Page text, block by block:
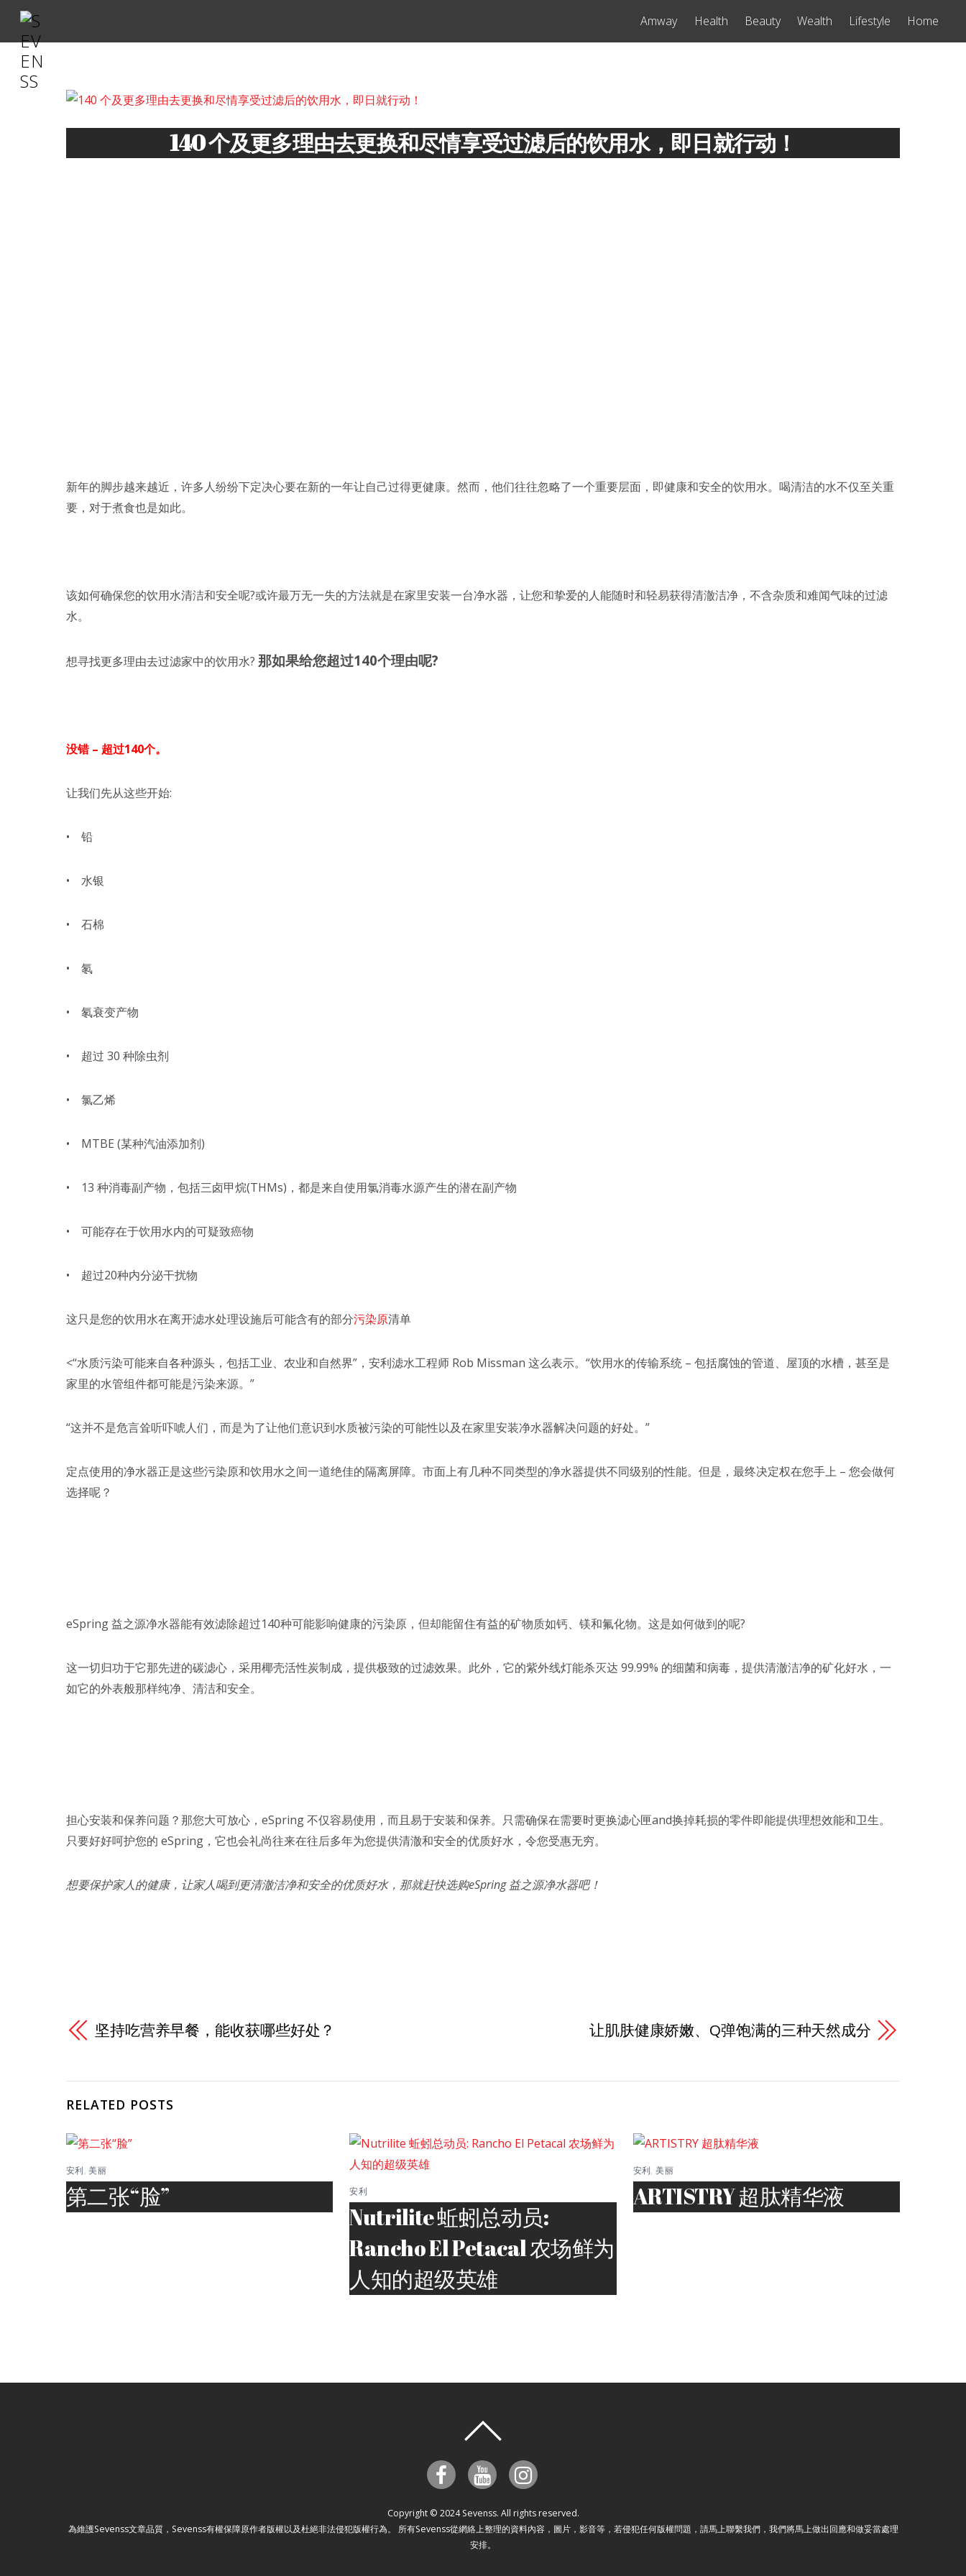
Amway Health Beauty Wealth Lifestyle Home
140 个及更多理由去更换和尽情享受过滤后的饮用水，即日就行动！
新年的脚步越来越近，许多人纷纷下定决心要在新的一年让自己过得更健康。然而，他们往往忽略了一个重要层面，即健康和安全的饮用水。喝清洁的水不仅至关重
要，对于煮食也是如此。
该如何确保您的饮用水清洁和安全呢?或许最万无一失的方法就是在家里安装一台净水器，让您和挚爱的人能随时和轻易获得清澈洁净，不含杂质和难闻气味的过滤
水。
想寻找更多理由去过滤家中的饮用水? 那如果给您超过140个理由呢?
没错 – 超过140个。
让我们先从这些开始:
• 铅
• 水银
• 石棉
• 氡
• 氡衰变产物
• 超过 30 种除虫剂
• 氯乙烯
• MTBE (某种汽油添加剂)
• 13 种消毒副产物，包括三卤甲烷(THMs)，都是来自使用氯消毒水源产生的潜在副产物
• 可能存在于饮用水内的可疑致癌物
• 超过20种内分泌干扰物
这只是您的饮用水在离开滤水处理设施后可能含有的部分污染原清单
<“水质污染可能来自各种源头，包括工业、农业和自然界”，安利滤水工程师 Rob Missman 这么表示。“饮用水的传输系统 – 包括腐蚀的管道、屋顶的水槽，甚至是
家里的水管组件都可能是污染来源。”
“这并不是危言耸听吓唬人们，而是为了让他们意识到水质被污染的可能性以及在家里安装净水器解决问题的好处。”
定点使用的净水器正是这些污染原和饮用水之间一道绝佳的隔离屏障。市面上有几种不同类型的净水器提供不同级别的性能。但是，最终决定权在您手上 – 您会做何
选择呢？
eSpring 益之源净水器能有效滤除超过140种可能影响健康的污染原，但却能留住有益的矿物质如钙、镁和氟化物。这是如何做到的呢?
这一切归功于它那先进的碳滤心，采用椰壳活性炭制成，提供极致的过滤效果。此外，它的紫外线灯能杀灭达 99.99% 的细菌和病毒，提供清澈洁净的矿化好水，一
如它的外表般那样纯净、清洁和安全。
担心安装和保养问题？那您大可放心，eSpring 不仅容易使用，而且易于安装和保养。只需确保在需要时更换滤心匣and换掉耗损的零件即能提供理想效能和卫生。
只要好好呵护您的 eSpring，它也会礼尚往来在往后多年为您提供清澈和安全的优质好水，令您受惠无穷。
想要保护家人的健康，让家人喝到更清澈洁净和安全的优质好水，那就赶快选购eSpring 益之源净水器吧！
坚持吃营养早餐，能收获哪些好处？ 让肌肤健康娇嫩、Q弹饱满的三种天然成分
RELATED POSTS
安利,美丽
第二张“脸” 安利
Nutrilite 蚯蚓总动员:
Rancho El Petacal 农场鲜为
人知的超级英雄
安利,美丽
ARTISTRY 超肽精华液
Copyright © 2024 Sevenss. All rights reserved.
為維護Sevenss文章品質，Sevenss有權保障原作者版權以及杜絕非法侵犯版權行為。 所有Sevenss從網絡上整理的資料內容，圖片，影音等，若侵犯任何版權問題，請馬上聯繫我們，我們將馬上做出回應和做妥當處理
安排。